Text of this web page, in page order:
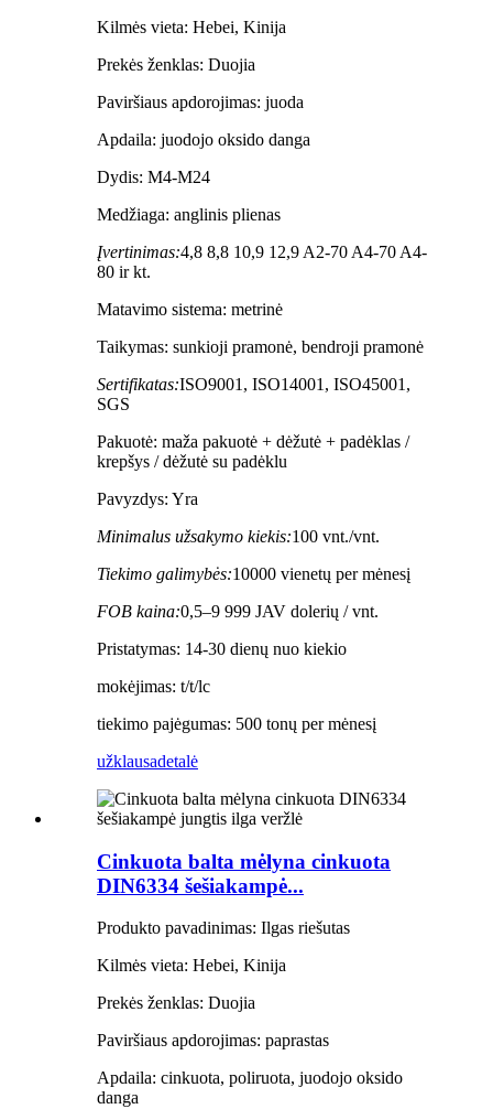
Kilmės vieta: Hebei, Kinija
Prekės ženklas: Duojia
Paviršiaus apdorojimas: juoda
Apdaila: juodojo oksido danga
Dydis: M4-M24
Medžiaga: anglinis plienas
Įvertinimas:4,8 8,8 10,9 12,9 A2-70 A4-70 A4-
80 ir kt.
Matavimo sistema: metrinė
Taikymas: sunkioji pramonė, bendroji pramonė
Sertifikatas:ISO9001, ISO14001, ISO45001,
SGS
Pakuotė: maža pakuotė + dėžutė + padėklas /
krepšys / dėžutė su padėklu
Pavyzdys: Yra
Minimalus užsakymo kiekis:100 vnt./vnt.
Tiekimo galimybės:10000 vienetų per mėnesį
FOB kaina:0,5–9 999 JAV dolerių / vnt.
Pristatymas: 14-30 dienų nuo kiekio
mokėjimas: t/t/lc
tiekimo pajėgumas: 500 tonų per mėnesį
užklausadetalė
Cinkuota balta mėlyna cinkuota
DIN6334 šešiakampė...
Produkto pavadinimas: Ilgas riešutas
Kilmės vieta: Hebei, Kinija
Prekės ženklas: Duojia
Paviršiaus apdorojimas: paprastas
Apdaila: cinkuota, poliruota, juodojo oksido
danga